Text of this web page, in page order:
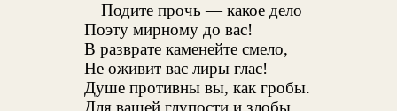
Подите прочь — какое дело
Поэту мирному до вас!
В разврате каменейте смело,
Не оживит вас лиры глас!
Душе противны вы, как гробы.